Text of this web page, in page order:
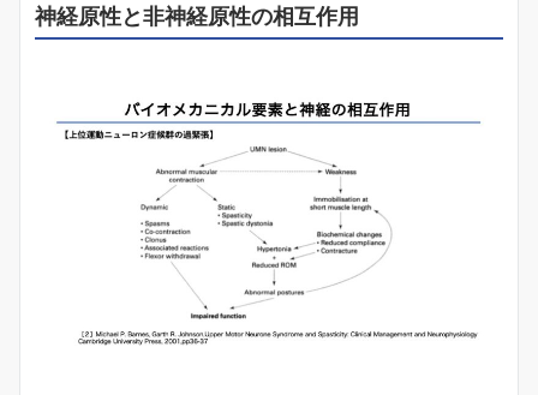
神経原性と非神経原性の相互作用